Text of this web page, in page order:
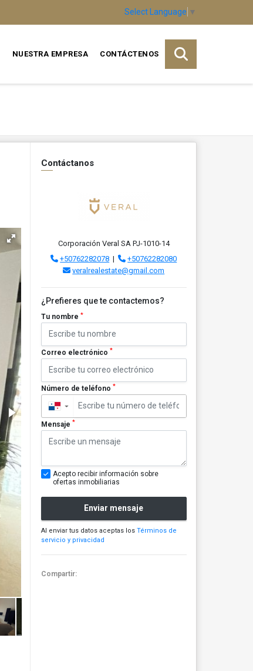
Select Language ▼
NUESTRA EMPRESA CONTÁCTENOS
Contáctanos
Corporación Veral SA PJ-1010-14
+50762282078 |
+50762282080
veralrealestate@gmail.com
¿Prefieres que te contactemos?
Tu nombre *
Correo electrónico *
Número de teléfono *
▼
Mensaje *
Acepto recibir información sobre
ofertas inmobiliarias
Enviar mensaje
Al enviar tus datos aceptas los Términos de
servicio y privacidad
Compartir: